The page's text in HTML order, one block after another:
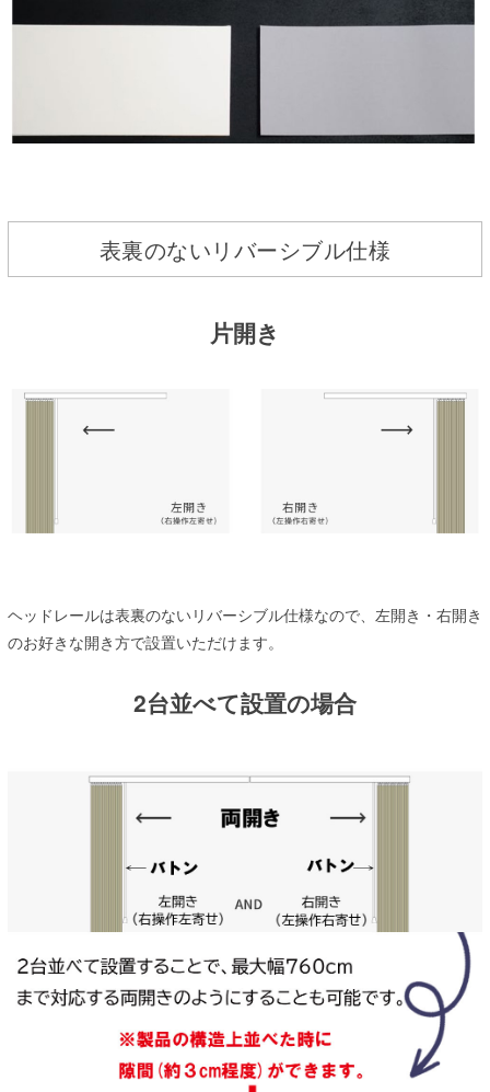
表裏のないリバーシブル仕様
片開き
ヘッドレールは表裏のないリバーシブル仕様なので、左開き・右開き
のお好きな開き方で設置いただけます。
2台並べて設置の場合